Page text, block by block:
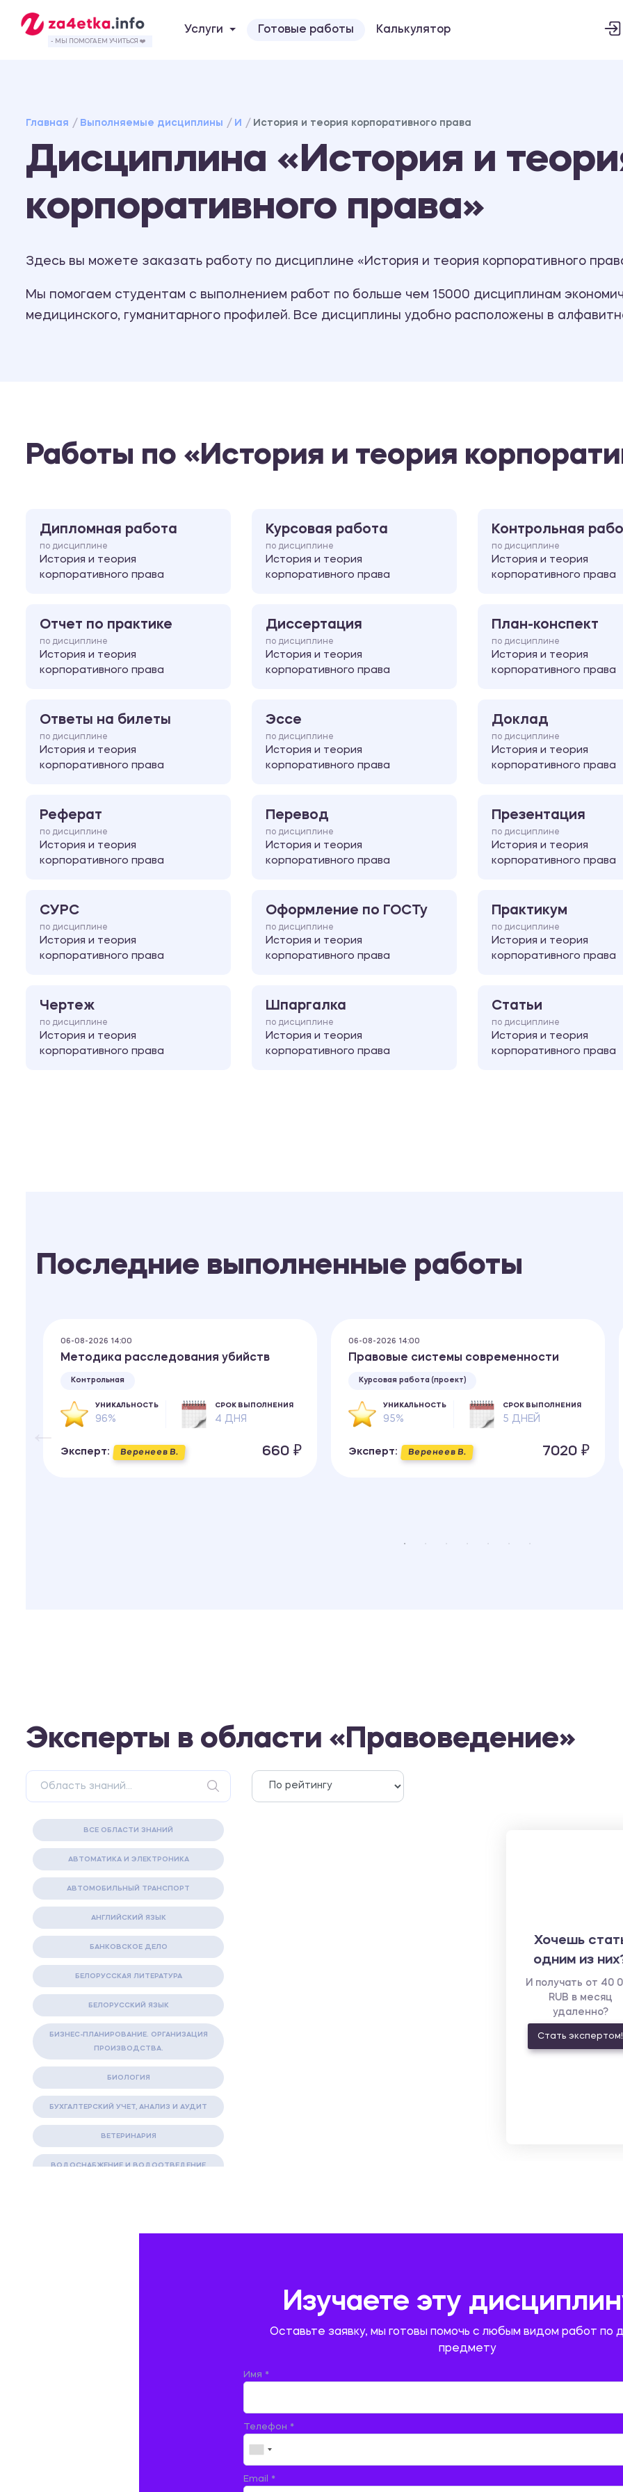
- МЫ ПОМОГАЕМ УЧИТЬСЯ ❤️
Услуги Готовые работы Калькулятор
Главная Выполняемые дисциплины И История и теория корпоративного права
Дисциплина «История и
корпоративного права»
Здесь вы можете заказать работу по дисциплине «История и теория корпоративного
Мы помогаем студентам с выполнением работ по больше чем 15000 дисциплинам
медицинского, гуманитарного профилей. Все дисциплины удобно расположены в
Работы по «История и теория
Дипломная работа
по дисциплине
История и теория
корпоративного права
Курсовая работа
по дисциплине
История и теория
корпоративного права
Контрольная
по дисциплине
История и теория
корпоративного права
Отчет по практике
по дисциплине
История и теория
корпоративного права
Диссертация
по дисциплине
История и теория
корпоративного права
План-конспект
по дисциплине
История и теория
корпоративного права
Ответы на билеты
по дисциплине
История и теория
корпоративного права
Эссе
по дисциплине
История и теория
корпоративного права
Доклад
по дисциплине
История и теория
корпоративного права
Реферат
по дисциплине
История и теория
корпоративного права
Перевод
по дисциплине
История и теория
корпоративного права
Презентация
по дисциплине
История и теория
корпоративного права
СУРС
по дисциплине
История и теория
корпоративного права
Оформление по ГОСТу
по дисциплине
История и теория
корпоративного права
Практикум
по дисциплине
История и теория
корпоративного права
Чертеж
по дисциплине
История и теория
корпоративного права
Шпаргалка
по дисциплине
История и теория
корпоративного права
Статьи
по дисциплине
История и теория
корпоративного права
Последние выполненные работы
06-08-2026 14:00
Методика расследования убийств
Контрольная
УНИКАЛЬНОСТЬ
96%
СРОК ВЫПОЛНЕНИЯ
4 ДНЯ
Эксперт: Веренеев В. 660 ₽
06-08-2026 14:00
Правовые системы современности
Курсовая работа (проект)
УНИКАЛЬНОСТЬ
95%
СРОК ВЫПОЛНЕНИЯ
5 ДНЕЙ
Эксперт: Веренеев В. 7020 ₽
Эксперты в области «Правоведение»
ВСЕ ОБЛАСТИ ЗНАНИЙ
АВТОМАТИКА И ЭЛЕКТРОНИКА
АВТОМОБИЛЬНЫЙ ТРАНСПОРТ
АНГЛИЙСКИЙ ЯЗЫК
БАНКОВСКОЕ ДЕЛО
БЕЛОРУССКАЯ ЛИТЕРАТУРА
БЕЛОРУССКИЙ ЯЗЫК
БИЗНЕС-ПЛАНИРОВАНИЕ. ОРГАНИЗАЦИЯ
ПРОИЗВОДСТВА.
БИОЛОГИЯ
БУХГАЛТЕРСКИЙ УЧЕТ, АНАЛИЗ И АУДИТ
ВЕТЕРИНАРИЯ
ВОДОСНАБЖЕНИЕ И ВОДООТВЕДЕНИЕ
Хочешь
одним из
И получать от 40
RUB в месяц
удаленно?
Стать экспертом!
Изучаете эту
Оставьте заявку, мы готовы помочь с любым видом работ по
предмету
Имя *
Телефон *
Email *